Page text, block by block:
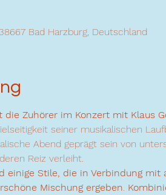
Bad Harzburg, Deutschland
Zuhörer im Konzert mit Klaus
seiner musikalischen
Abend geprägt sein von
Reiz verleiht.
einige Stile, die in Verbindung
Mischung ergeben.